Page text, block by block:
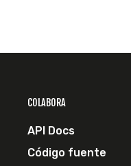
COLABORA
API Docs
Código fuente